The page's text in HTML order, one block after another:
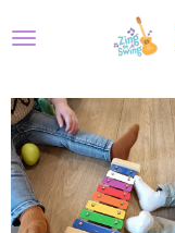
direct
de
hoofdinhoud